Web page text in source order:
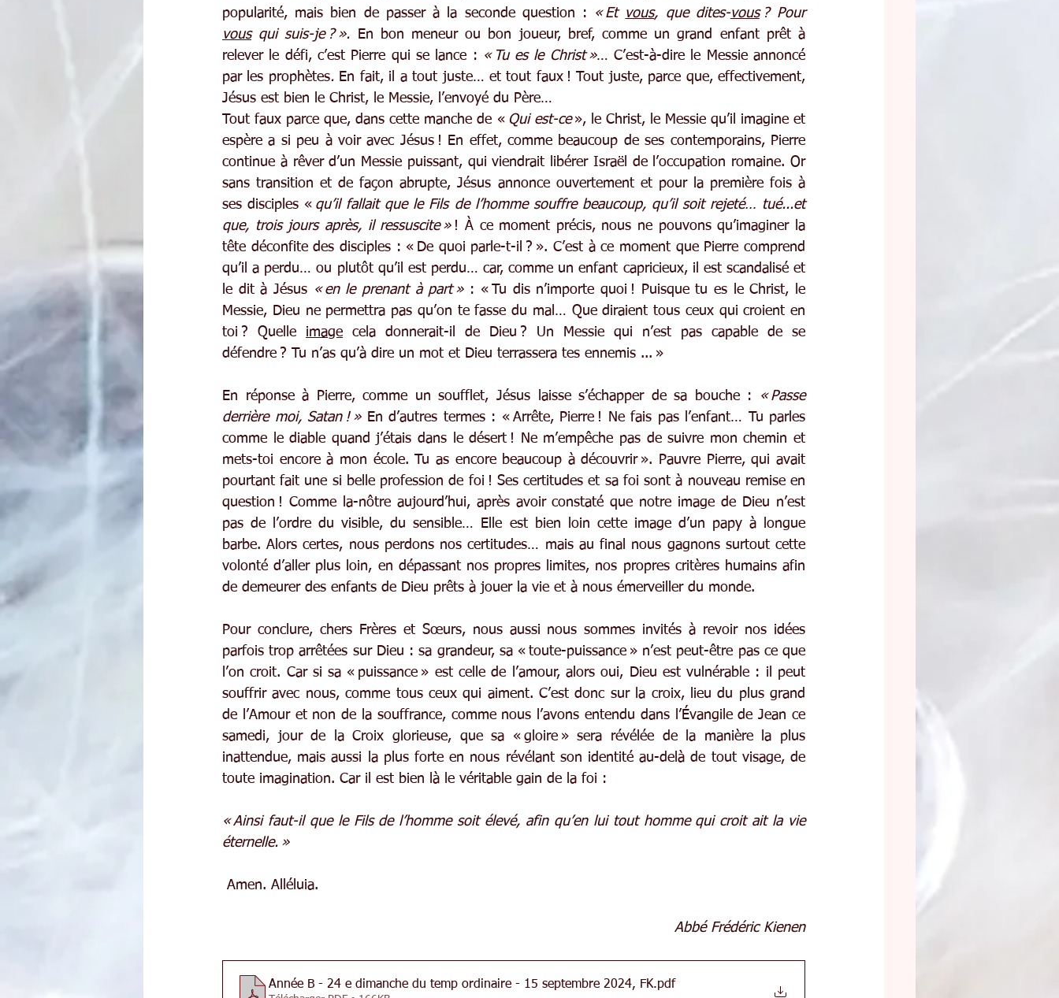
popularité, mais bien de passer à la seconde question :
« Et vous, que dites-vous
? Pour
vous qui suis-je ? ». En bon meneur ou bon joueur, bref, comme un grand enfant prêt à
relever le défi, c’est Pierre qui se lance : « Tu es le Christ »… C’est-à-dire le Messie annoncé
par les prophètes. En fait, il a tout juste… et tout faux ! Tout juste, parce que, effectivement,
Jésus est bien le Christ, le Messie, l’envoyé du Père…
Tout faux parce que, dans cette manche de « Qui est-ce », le Christ, le Messie qu’il imagine et
espère a si peu à voir avec Jésus ! En effet, comme beaucoup de ses contemporains, Pierre
continue à rêver d’un Messie puissant, qui viendrait libérer Israël de l’occupation romaine. Or
sans transition et de façon abrupte, Jésus annonce ouvertement et pour la première fois à
ses disciples « qu’il fallait que le Fils de l’homme souffre beaucoup, qu’il soit rejeté… tué...et
que, trois jours après, il ressuscite » ! À ce moment précis, nous ne pouvons qu’imaginer la
tête déconfite des disciples : « De quoi parle-t-il ? ». C’est à ce moment que Pierre comprend
qu’il a perdu… ou plutôt qu’il est perdu… car, comme un enfant capricieux, il est scandalisé et
le dit à Jésus « en le prenant à part » : « Tu dis n’importe quoi ! Puisque tu es le Christ, le
Messie, Dieu ne permettra pas qu’on te fasse du mal… Que diraient tous ceux qui croient en
toi ? Quelle image cela donnerait-il de Dieu ? Un Messie qui n’est pas capable de se
défendre ? Tu n’as qu’à dire un mot et Dieu terrassera tes ennemis ... »
En réponse à Pierre, comme un soufflet, Jésus laisse s’échapper de sa bouche :
« Passe
derrière moi, Satan ! » En d’autres termes : « Arrête, Pierre ! Ne fais pas l’enfant… Tu parles
comme le diable quand j’étais dans le désert ! Ne m’empêche pas de suivre mon chemin et
mets-toi encore à mon école. Tu as encore beaucoup à découvrir ». Pauvre Pierre, qui avait
pourtant fait une si belle profession de foi ! Ses certitudes et sa foi sont à nouveau remise en
question ! Comme la-nôtre aujourd’hui, après avoir constaté que notre image de Dieu n’est
pas de l’ordre du visible, du sensible… Elle est bien loin cette image d’un papy à longue
barbe. Alors certes, nous perdons nos certitudes… mais au final nous gagnons surtout cette
volonté d’aller plus loin, en dépassant nos propres limites, nos propres critères humains afin
de demeurer des enfants de Dieu prêts à jouer la vie et à nous émerveiller du monde.
Pour conclure, chers Frères et Sœurs, nous aussi nous sommes invités à revoir nos idées
parfois trop arrêtées sur Dieu : sa grandeur, sa « toute-puissance » n’est peut-être pas ce que
l’on croit. Car si sa « puissance » est celle de l’amour, alors oui, Dieu est vulnérable : il peut
souffrir avec nous, comme tous ceux qui aiment. C’est donc sur la croix, lieu du plus grand
de l’Amour et non de la souffrance, comme nous l’avons entendu dans l’Évangile de Jean ce
samedi, jour de la Croix glorieuse, que sa « gloire » sera révélée de la manière la plus
inattendue, mais aussi la plus forte en nous révélant son identité au-delà de tout visage, de
toute imagination. Car il est bien là le véritable gain de la foi :
« Ainsi faut-il que le Fils de l’homme soit élevé, afin qu’en lui tout homme qui croit ait la vie
éternelle. »
Amen. Alléluia.
Abbé Frédéric Kienen
Année B - 24 e dimanche du temp ordinaire - 15 septembre 2024, FK.pdf